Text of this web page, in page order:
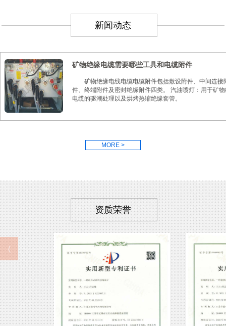
新闻动态
矿物绝缘电缆需要哪些工具和电缆附件
矿物绝缘电线电缆电缆附件包括敷设附件、中间连接
件、终端附件及密封绝缘附件四类。 汽油喷灯：用于矿
电缆的驱潮处理以及烘烤热缩绝缘套管。
MORE >
资质荣誉